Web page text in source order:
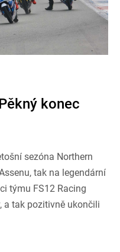
konec
sezóna Northern
tak na legendární
týmu FS12 Racing
a tak pozitivně ukončili